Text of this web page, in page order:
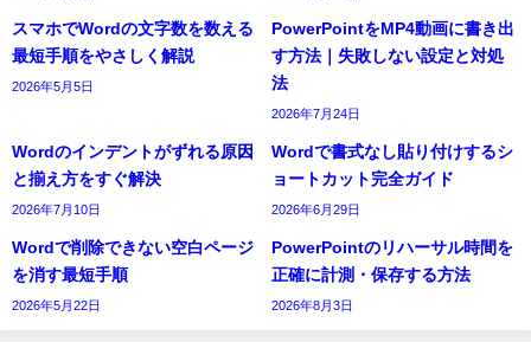
スマホでWordの文字数を数える
最短手順をやさしく解説
2026年5月5日
PowerPointをMP4動画に書き出
す方法｜失敗しない設定と対処
法
2026年7月24日
Wordのインデントがずれる原因
と揃え方をすぐ解決
2026年7月10日
Wordで書式なし貼り付けするシ
ョートカット完全ガイド
2026年6月29日
Wordで削除できない空白ページ
を消す最短手順
2026年5月22日
PowerPointのリハーサル時間を
正確に計測・保存する方法
2026年8月3日